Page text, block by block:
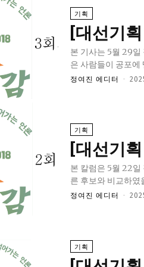
기획
[대선기
본 기사는 5월 29일 작성되었습니다. 코 앞으로 다가
은 사람들이 공포에
정여진 에디터 -
기획
[대선기
본 칼럼은 5월 22일 작성되었습니다. 청년을 위한 대
른 후보와 비교하였
정여진 에디터 -
기획